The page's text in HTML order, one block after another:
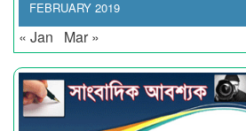
FEBRUARY 2019
« Jan Mar »